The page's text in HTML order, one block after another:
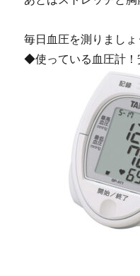
毎日血圧を測りましょ
◆使っている血圧計！